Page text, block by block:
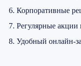
Корпоративные
Регулярные акции
Удобный онлайн-